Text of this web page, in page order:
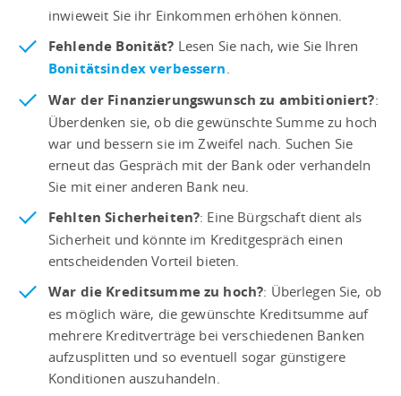
inwieweit Sie ihr Einkommen erhöhen können.
Fehlende Bonität? Lesen Sie nach, wie Sie Ihren
Bonitätsindex verbessern.
War der Finanzierungswunsch zu ambitioniert?:
Überdenken sie, ob die gewünschte Summe zu hoch
war und bessern sie im Zweifel nach. Suchen Sie
erneut das Gespräch mit der Bank oder verhandeln
Sie mit einer anderen Bank neu.
Fehlten Sicherheiten?: Eine Bürgschaft dient als
Sicherheit und könnte im Kreditgespräch einen
entscheidenden Vorteil bieten.
War die Kreditsumme zu hoch?: Überlegen Sie, ob
es möglich wäre, die gewünschte Kreditsumme auf
mehrere Kreditverträge bei verschiedenen Banken
aufzusplitten und so eventuell sogar günstigere
Konditionen auszuhandeln.